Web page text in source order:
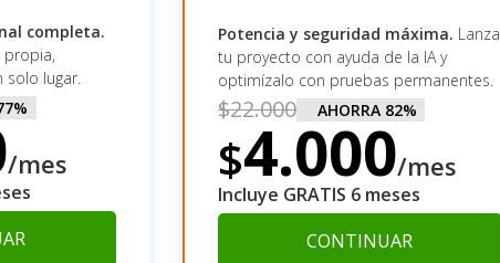
completa.
propia,
solo lugar.
%
/mes
Potencia y seguridad máxima. Lanza
tu proyecto con ayuda de la IA y
optimízalo con pruebas permanentes.
$22.000 AHORRA 82%
$4.000/mes
Incluye GRATIS 6 meses
CONTINUAR